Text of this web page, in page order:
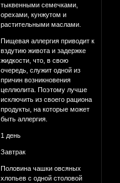
тыквенными семечками,
орехами, кунжутом и
растительными маслами.
Пищевая аллергия приводит к
вздутию живота и задержке
жидкости, что, в свою
очередь, служит одной из
причин возникновения
целлюлита. Поэтому лучше
исключить из своего рациона
продукты, на которые может
быть аллергия.
1 день
Завтрак
Половина чашки овсяных
хлопьев с одной столовой